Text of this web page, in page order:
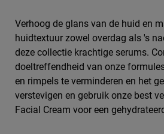
Verhoog de glans van de huid en
huidtextuur zowel overdag als 's
deze collectie krachtige serums.
doeltreffendheid van onze
en rimpels te verminderen en het
verstevigen en gebruik onze best
Facial Cream voor een